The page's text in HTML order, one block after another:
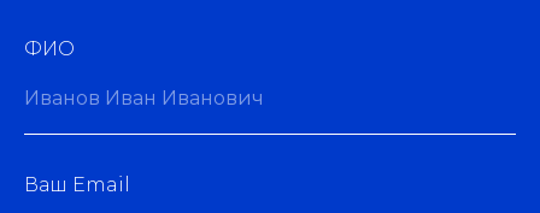
ФИО
Иванов Иван Иванович
Ваш Email